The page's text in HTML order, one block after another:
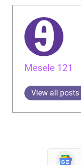
Mesele 121
View all posts